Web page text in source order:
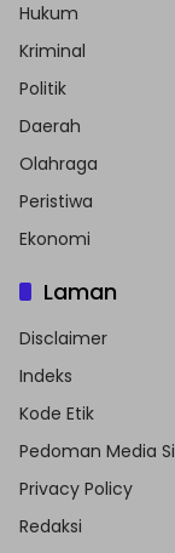
Hukum
Kriminal
Politik
Daerah
Olahraga
Peristiwa
Ekonomi
Laman
Disclaimer
Indeks
Kode Etik
Pedoman Media
Privacy Policy
Redaksi